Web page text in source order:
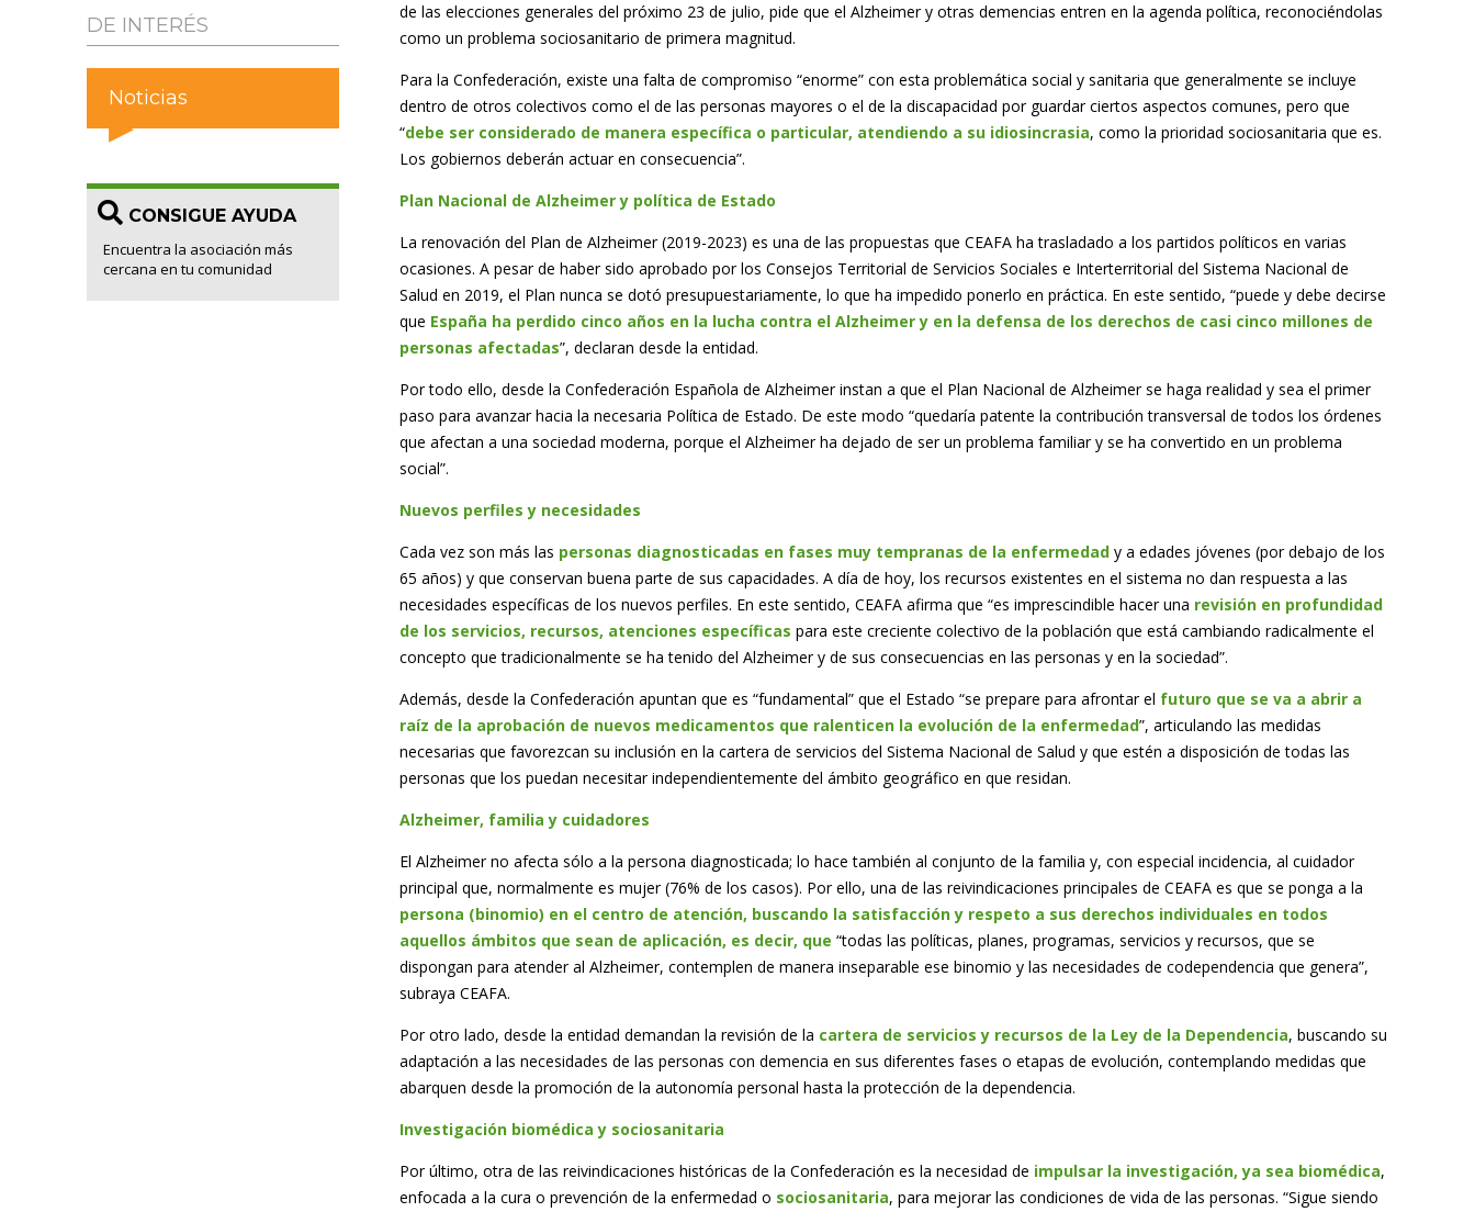
DE INTERÉS
Noticias
CONSIGUE AYUDA
Encuentra la asociación más
cercana en tu comunidad
de las elecciones generales del próximo 23 de julio, pide que el Alzheimer y otras demencias entren en la agenda política, reconociéndolas
como un problema sociosanitario de primera magnitud.
Para la Confederación, existe una falta de compromiso “enorme” con esta problemática social y sanitaria que generalmente se incluye
dentro de otros colectivos como el de las personas mayores o el de la discapacidad por guardar ciertos aspectos comunes, pero que
“debe ser considerado de manera específica o particular, atendiendo a su idiosincrasia, como la prioridad sociosanitaria que es.
Los gobiernos deberán actuar en consecuencia”.
Plan Nacional de Alzheimer y política de Estado
La renovación del Plan de Alzheimer (2019-2023) es una de las propuestas que CEAFA ha trasladado a los partidos políticos en varias
ocasiones. A pesar de haber sido aprobado por los Consejos Territorial de Servicios Sociales e Interterritorial del Sistema Nacional de
Salud en 2019, el Plan nunca se dotó presupuestariamente, lo que ha impedido ponerlo en práctica. En este sentido, “puede y debe decirse
que España ha perdido cinco años en la lucha contra el Alzheimer y en la defensa de los derechos de casi cinco millones de
personas afectadas”, declaran desde la entidad.
Por todo ello, desde la Confederación Española de Alzheimer instan a que el Plan Nacional de Alzheimer se haga realidad y sea el primer
paso para avanzar hacia la necesaria Política de Estado. De este modo “quedaría patente la contribución transversal de todos los órdenes
que afectan a una sociedad moderna, porque el Alzheimer ha dejado de ser un problema familiar y se ha convertido en un problema
social”.
Nuevos perfiles y necesidades
Cada vez son más las personas diagnosticadas en fases muy tempranas de la enfermedad y a edades jóvenes (por debajo de los
65 años) y que conservan buena parte de sus capacidades. A día de hoy, los recursos existentes en el sistema no dan respuesta a las
necesidades específicas de los nuevos perfiles. En este sentido, CEAFA afirma que “es imprescindible hacer una revisión en profundidad
de los servicios, recursos, atenciones específicas para este creciente colectivo de la población que está cambiando radicalmente el
concepto que tradicionalmente se ha tenido del Alzheimer y de sus consecuencias en las personas y en la sociedad”.
Además, desde la Confederación apuntan que es “fundamental” que el Estado “se prepare para afrontar el futuro que se va a abrir a
raíz de la aprobación de nuevos medicamentos que ralenticen la evolución de la enfermedad”, articulando las medidas
necesarias que favorezcan su inclusión en la cartera de servicios del Sistema Nacional de Salud y que estén a disposición de todas las
personas que los puedan necesitar independientemente del ámbito geográfico en que residan.
Alzheimer, familia y cuidadores
El Alzheimer no afecta sólo a la persona diagnosticada; lo hace también al conjunto de la familia y, con especial incidencia, al cuidador
principal que, normalmente es mujer (76% de los casos). Por ello, una de las reivindicaciones principales de CEAFA es que se ponga a la
persona (binomio) en el centro de atención, buscando la satisfacción y respeto a sus derechos individuales en todos
aquellos ámbitos que sean de aplicación, es decir, que “todas las políticas, planes, programas, servicios y recursos, que se
dispongan para atender al Alzheimer, contemplen de manera inseparable ese binomio y las necesidades de codependencia que genera”,
subraya CEAFA.
Por otro lado, desde la entidad demandan la revisión de la cartera de servicios y recursos de la Ley de la Dependencia, buscando su
adaptación a las necesidades de las personas con demencia en sus diferentes fases o etapas de evolución, contemplando medidas que
abarquen desde la promoción de la autonomía personal hasta la protección de la dependencia.
Investigación biomédica y sociosanitaria
Por último, otra de las reivindicaciones históricas de la Confederación es la necesidad de impulsar la investigación, ya sea biomédica,
enfocada a la cura o prevención de la enfermedad o sociosanitaria, para mejorar las condiciones de vida de las personas. “Sigue siendo